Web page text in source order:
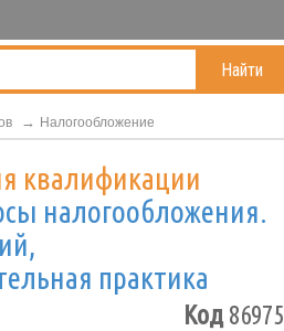
Найти
Налогообложение
квалификации
налогообложения.
практика
Код86975